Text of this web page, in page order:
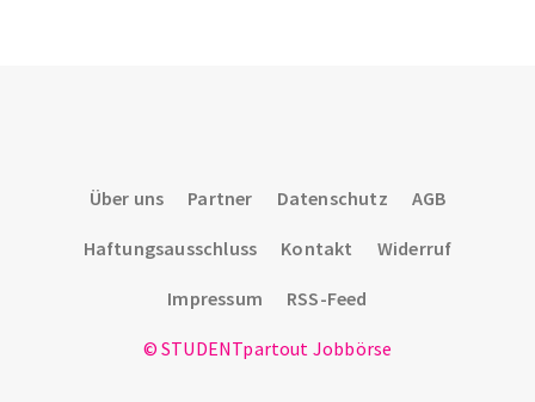
noch ein Winter mit grauem Campus-Himmel
Über uns Partner Datenschutz AGB
Haftungsausschluss Kontakt Widerruf
Impressum RSS-Feed
© STUDENTpartout Jobbörse